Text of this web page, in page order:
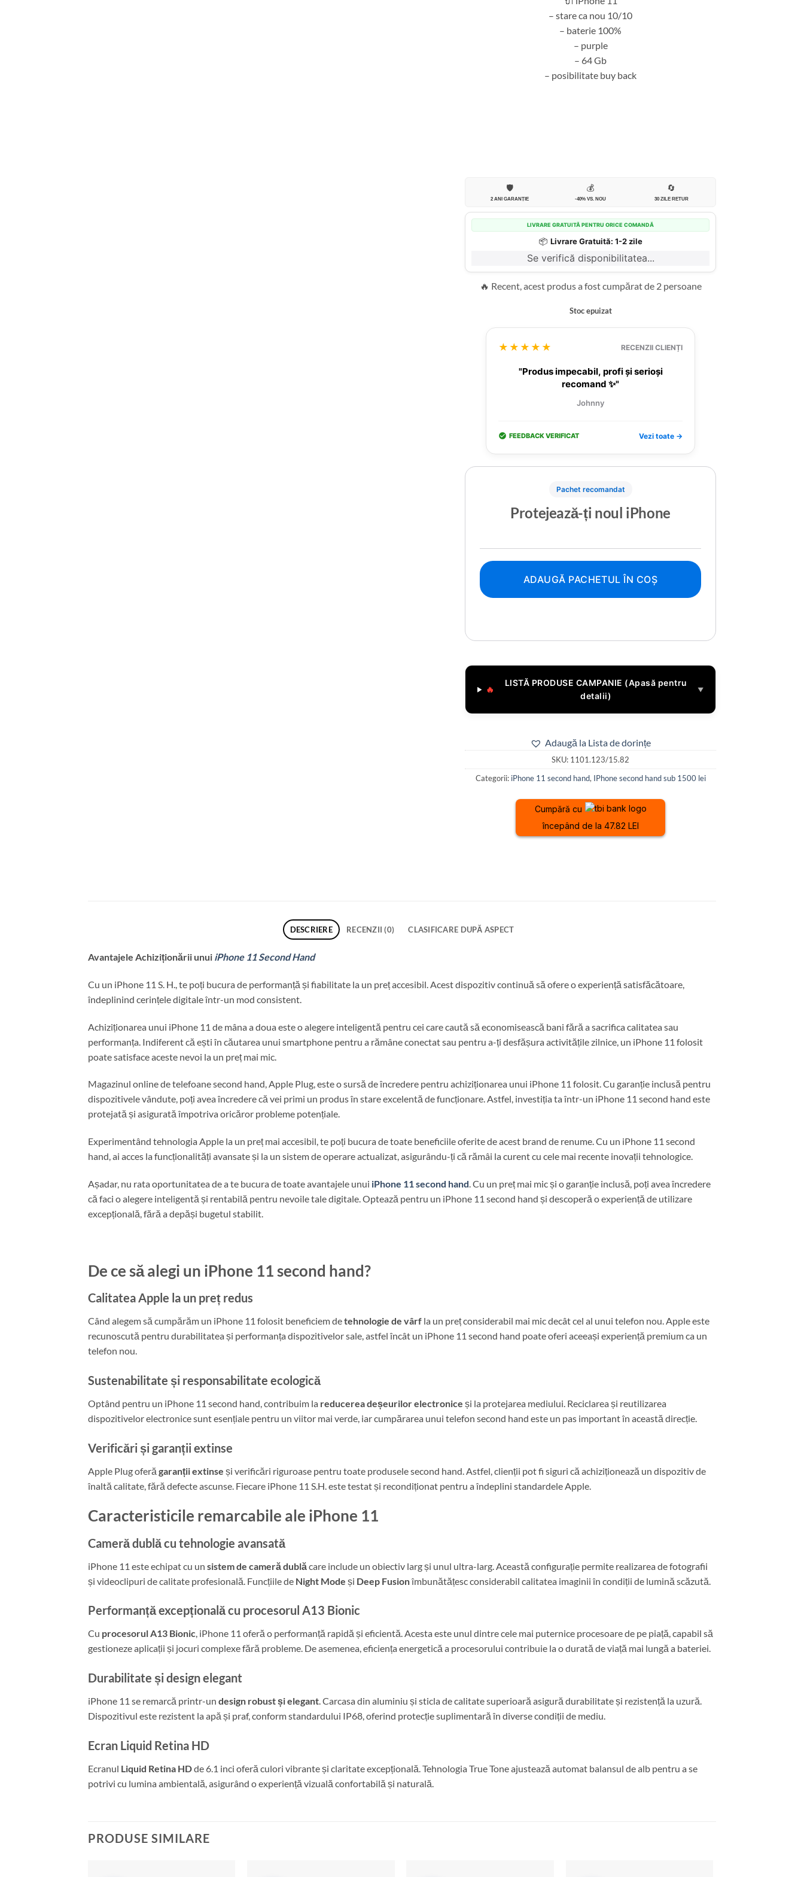
– stare ca nou 10/10
– baterie 100%
– purple
– 64 Gb
– posibilitate buy back
🛡️
2 ANI GARANȚIE
💰
-40% VS. NOU
🔄
30 ZILE RETUR
LIVRARE GRATUITĂ PENTRU ORICE COMANDĂ
📦 Livrare Gratuită: 1-2 zile
Se verifică disponibilitatea...
🔥 Recent, acest produs a fost cumpărat de 2 persoane
Stoc epuizat
★★★★★ RECENZII CLIENȚI
"Produs impecabil, profi și serioși
recomand ✨"
Johnny
FEEDBACK VERIFICAT Vezi toate →
Pachet recomandat
Protejează-ți noul iPhone
ADAUGĂ PACHETUL ÎN COȘ
🔥
LISTĂ PRODUSE CAMPANIE (Apasă pentru
detalii)
▼
Adaugă la Lista de dorințe
SKU: 1101.123/15.82
Categorii: iPhone 11 second hand, IPhone second hand sub 1500 lei
Cumpără cu
începând de la 47.82 LEI
DESCRIERE RECENZII (0) CLASIFICARE DUPĂ ASPECT
Avantajele Achiziționării unui iPhone 11 Second Hand
Cu un iPhone 11 S. H., te poți bucura de performanță și fiabilitate la un preț accesibil. Acest dispozitiv continuă să ofere o experiență satisfăcătoare,
îndeplinind cerințele digitale într-un mod consistent.
Achiziționarea unui iPhone 11 de mâna a doua este o alegere inteligentă pentru cei care caută să economisească bani fără a sacrifica calitatea sau
performanța. Indiferent că ești în căutarea unui smartphone pentru a rămâne conectat sau pentru a-ți desfășura activitățile zilnice, un iPhone 11 folosit
poate satisface aceste nevoi la un preț mai mic.
Magazinul online de telefoane second hand, Apple Plug, este o sursă de încredere pentru achiziționarea unui iPhone 11 folosit. Cu garanție inclusă pentru
dispozitivele vândute, poți avea încredere că vei primi un produs în stare excelentă de funcționare. Astfel, investiția ta într-un iPhone 11 second hand este
protejată și asigurată împotriva oricăror probleme potențiale.
Experimentând tehnologia Apple la un preț mai accesibil, te poți bucura de toate beneficiile oferite de acest brand de renume. Cu un iPhone 11 second
hand, ai acces la funcționalități avansate și la un sistem de operare actualizat, asigurându-ți că rămâi la curent cu cele mai recente inovații tehnologice.
Așadar, nu rata oportunitatea de a te bucura de toate avantajele unui iPhone 11 second hand. Cu un preț mai mic și o garanție inclusă, poți avea încredere
că faci o alegere inteligentă și rentabilă pentru nevoile tale digitale. Optează pentru un iPhone 11 second hand și descoperă o experiență de utilizare
excepțională, fără a depăși bugetul stabilit.
De ce să alegi un iPhone 11 second hand?
Calitatea Apple la un preț redus
Când alegem să cumpărăm un iPhone 11 folosit beneficiem detehnologie de vârf la un preț considerabil mai mic decât cel al unui telefon nou. Apple este
recunoscută pentru durabilitatea și performanța dispozitivelor sale, astfel încât un iPhone 11 second hand poate oferi aceeași experiență premium ca un
telefon nou.
Sustenabilitate și responsabilitate ecologică
Optând pentru un iPhone 11 second hand, contribuim la reducerea deșeurilor electronice și la protejarea mediului. Reciclarea și reutilizarea
dispozitivelor electronice sunt esențiale pentru un viitor mai verde, iar cumpărarea unui telefon second hand este un pas important în această direcție.
Verificări și garanții extinse
Apple Plug oferă garanții extinse și verificări riguroase pentru toate produsele second hand. Astfel, clienții pot fi siguri că achiziționează un dispozitiv de
înaltă calitate, fără defecte ascunse. Fiecare iPhone 11 S.H. este testat și recondiționat pentru a îndeplini standardele Apple.
Caracteristicile remarcabile ale iPhone 11
Cameră dublă cu tehnologie avansată
iPhone 11 este echipat cu un sistem de cameră dublă care include un obiectiv larg și unul ultra-larg. Această configurație permite realizarea de fotografii
și videoclipuri de calitate profesională. Funcțiile de Night Mode și Deep Fusionîmbunătățesc considerabil calitatea imaginii în condiții de lumină scăzută.
Performanță excepțională cu procesorul A13 Bionic
Cu procesorul A13 Bionic, iPhone 11 oferă o performanță rapidă și eficientă. Acesta este unul dintre cele mai puternice procesoare de pe piață, capabil să
gestioneze aplicații și jocuri complexe fără probleme. De asemenea, eficiența energetică a procesorului contribuie la o durată de viață mai lungă a bateriei.
Durabilitate și design elegant
iPhone 11 se remarcă printr-un design robust și elegant. Carcasa din aluminiu și sticla de calitate superioară asigură durabilitate și rezistență la uzură.
Dispozitivul este rezistent la apă și praf, conform standardului IP68, oferind protecție suplimentară în diverse condiții de mediu.
Ecran Liquid Retina HD
Ecranul Liquid Retina HDde 6.1 inci oferă culori vibrante și claritate excepțională. Tehnologia True Tone ajustează automat balansul de alb pentru a se
potrivi cu lumina ambientală, asigurând o experiență vizuală confortabilă și naturală.
PRODUSE SIMILARE